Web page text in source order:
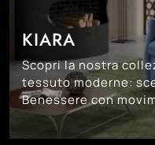
KIARA
Scopri la nostra
tessuto moderne:
Benessere con